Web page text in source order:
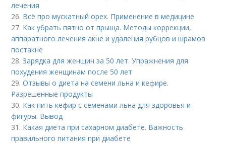
лечения
26. Всё про мускатный орех. Применение в медицине
27. Как убрать пятно от прыща. Методы коррекции,
аппаратного лечения акне и удаления рубцов и шрамов
постакне
28.Зарядка для женщин за 50 лет. Упражнения для
похудения женщинам после 50 лет
29.Отзывы о диета на семени льна и кефире.
Разрешенные продукты
30. Как пить кефир с семенами льна для здоровья и
фигуры. Вывод
31. Какая диета при сахарном диабете. Важность
правильного питания при диабете